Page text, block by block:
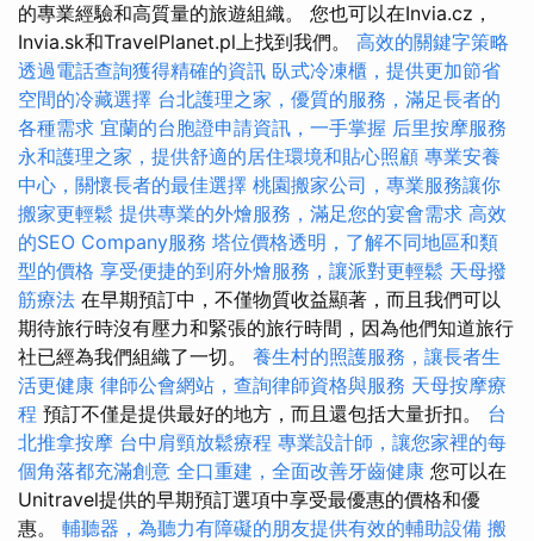
的專業經驗和高質量的旅遊組織。 您也可以在Invia.cz，
Invia.sk和TravelPlanet.pl上找到我們。 高效的關鍵字策略
透過電話查詢獲得精確的資訊 臥式冷凍櫃，提供更加節省
空間的冷藏選擇 台北護理之家，優質的服務，滿足長者的
各種需求 宜蘭的台胞證申請資訊，一手掌握 后里按摩服務
永和護理之家，提供舒適的居住環境和貼心照顧 專業安養
中心，關懷長者的最佳選擇 桃園搬家公司，專業服務讓你
搬家更輕鬆 提供專業的外燴服務，滿足您的宴會需求 高效
的SEO Company服務 塔位價格透明，了解不同地區和類
型的價格 享受便捷的到府外燴服務，讓派對更輕鬆 天母撥
筋療法 在早期預訂中，不僅物質收益顯著，而且我們可以
期待旅行時沒有壓力和緊張的旅行時間，因為他們知道旅行
社已經為我們組織了一切。 養生村的照護服務，讓長者生
活更健康 律師公會網站，查詢律師資格與服務 天母按摩療
程 預訂不僅是提供最好的地方，而且還包括大量折扣。 台
北推拿按摩 台中肩頸放鬆療程 專業設計師，讓您家裡的每
個角落都充滿創意 全口重建，全面改善牙齒健康 您可以在
Unitravel提供的早期預訂選項中享受最優惠的價格和優
惠。 輔聽器，為聽力有障礙的朋友提供有效的輔助設備 搬